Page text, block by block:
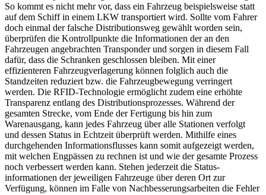
Seit der Integration der RFID-Technologie in den
Distributionsprozess erfolgen bei Ford kaum mehr Fehlverladungen.
So kommt es nicht mehr vor, dass ein Fahrzeug beispielsweise statt
auf dem Schiff in einem LKW transportiert wird. Sollte vom Fahrer
doch einmal der falsche Distributionsweg gewählt worden sein,
überprüfen die Kontrollpunkte die Informationen der an den
Fahrzeugen angebrachten Transponder und sorgen in diesem Fall
dafür, dass die Schranken geschlossen bleiben. Mit einer
effizienteren Fahrzeugverlagerung können folglich auch die
Standzeiten reduziert bzw. die Fahrzeugbewegung verringert
werden. Die RFID-Technologie ermöglicht zudem eine erhöhte
Transparenz entlang des Distributions­prozesses. Während der
gesamten Strecke, vom Ende der Fertigung bis hin zum
Warenausgang, kann jedes Fahrzeug über alle Stationen verfolgt
und dessen Status in Echtzeit überprüft werden. Mithilfe eines
durchgehenden Informationsflusses kann somit aufgezeigt werden,
mit welchen Engpässen zu rechnen ist und wie der gesamte Prozess
noch verbessert werden kann. Stehen jederzeit die Status­